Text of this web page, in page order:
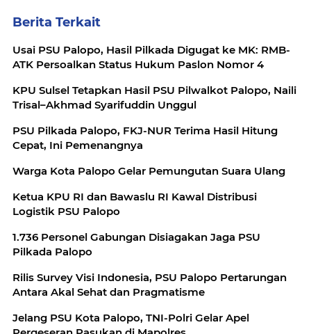
Berita Terkait
Usai PSU Palopo, Hasil Pilkada Digugat ke MK: RMB-
ATK Persoalkan Status Hukum Paslon Nomor 4
KPU Sulsel Tetapkan Hasil PSU Pilwalkot Palopo, Naili
Trisal–Akhmad Syarifuddin Unggul
PSU Pilkada Palopo, FKJ-NUR Terima Hasil Hitung
Cepat, Ini Pemenangnya
Warga Kota Palopo Gelar Pemungutan Suara Ulang
Ketua KPU RI dan Bawaslu RI Kawal Distribusi
Logistik PSU Palopo
1.736 Personel Gabungan Disiagakan Jaga PSU
Pilkada Palopo
Rilis Survey Visi Indonesia, PSU Palopo Pertarungan
Antara Akal Sehat dan Pragmatisme
Jelang PSU Kota Palopo, TNI-Polri Gelar Apel